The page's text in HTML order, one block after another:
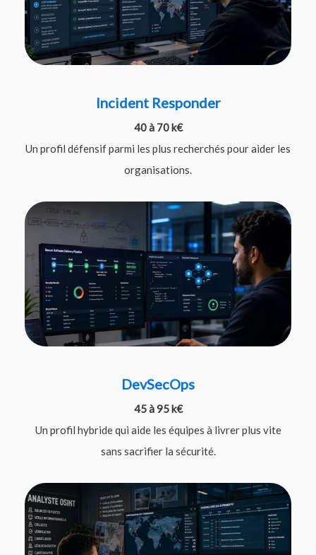
Incident Responder
40 à 70 k€
Un profil défensif parmi les plus recherchés pour aider les
organisations.
DevSecOps
45 à 95 k€
Un profil hybride qui aide les équipes à livrer plus vite
sans sacrifier la sécurité.